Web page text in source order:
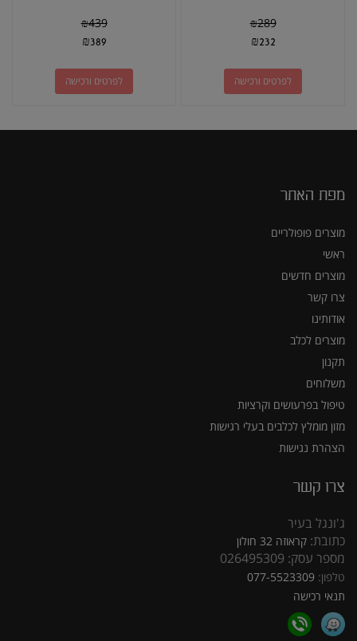
₪289
₪232
לפרטים ורכישה
₪439
₪389
לפרטים ורכישה
מפת האתר
מוצרים פופולריים
ראשי
מוצרים חדשים
צרו קשר
אודותינו
מוצרים לכלב
תקנון
משלוחים
טיפול בפרעושים וקרציות
מזון מומלץ לכלבים בעלי רגישות
הצהרת נגישות
צרו קשר
ג'ונגל בעיר
כתובת: קראוזה 32 חולון
מספר עסק: 026495309
טלפון: 077-5523309
תנאי רכישה